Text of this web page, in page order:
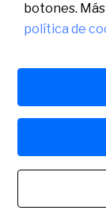
Sabadell Digital,
hoja B-54.313. NIF
botones.
política de